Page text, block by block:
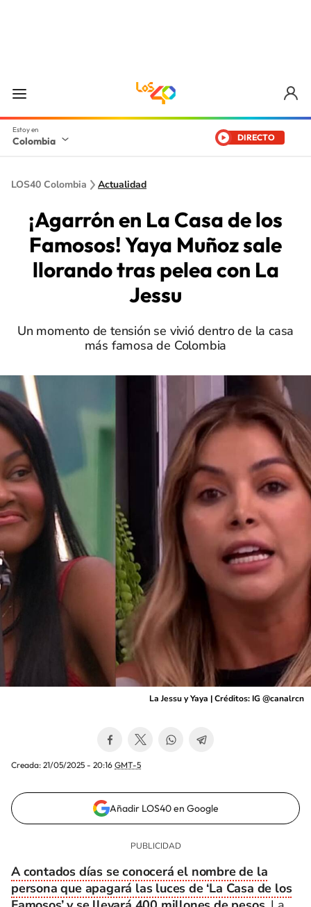
Colombia DIRECTO
LOS40 Colombia Actualidad
¡Agarrón en La Casa de los
Famosos! Yaya Muñoz sale
llorando tras pelea con La
Jessu
Un momento de tensión se vivió dentro de la casa
más famosa de Colombia
La Jessu y Yaya | Créditos: IG @canalrcn
Creada: 21/05/2025 - 20:16 GMT-5
Añadir LOS40 en Google
A contados días se conocerá el nombre de la
persona que apagará las luces de ‘La Casa de los